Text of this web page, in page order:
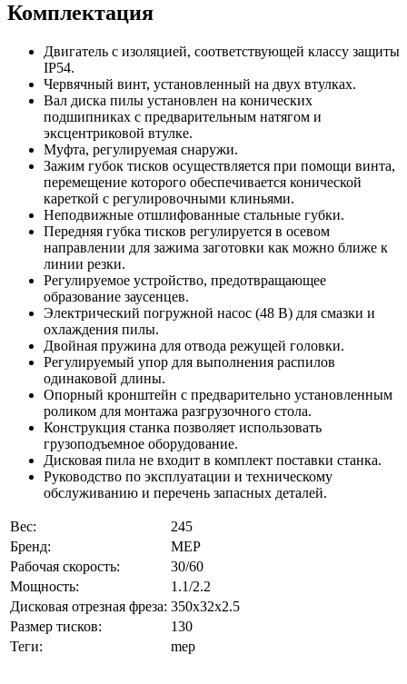
Комплектация
Двигатель с изоляцией, соответствующей классу защиты
IP54.
Червячный винт, установленный на двух втулках.
Вал диска пилы установлен на конических
подшипниках с предварительным натягом и
эксцентриковой втулке.
Муфта, регулируемая снаружи.
Зажим губок тисков осуществляется при помощи винта,
перемещение которого обеспечивается конической
кареткой с регулировочными клиньями.
Неподвижные отшлифованные стальные губки.
Передняя губка тисков регулируется в осевом
направлении для зажима заготовки как можно ближе к
линии резки.
Регулируемое устройство, предотвращающее
образование заусенцев.
Электрический погружной насос (48 В) для смазки и
охлаждения пилы.
Двойная пружина для отвода режущей головки.
Регулируемый упор для выполнения распилов
одинаковой длины.
Опорный кронштейн с предварительно установленным
роликом для монтажа разгрузочного стола.
Конструкция станка позволяет использовать
грузоподъемное оборудование.
Дисковая пила не входит в комплект поставки станка.
Руководство по эксплуатации и техническому
обслуживанию и перечень запасных деталей.
Вес:
245
Бренд:
MEP
Рабочая скорость:
30/60
Мощность:
1.1/2.2
Дисковая отрезная фреза: 350x32x2.5
Размер тисков:
130
Теги:
mep